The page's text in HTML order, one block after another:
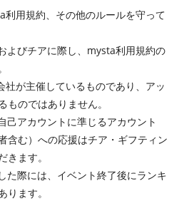
用規約、その他のルールを守って
よびチアに際し、mysta利用規約の
が主催しているものであり、アッ
ものではありません。
己アカウントに準じるアカウント
含む）への応援はチア・ギフティン
きます。
た際には、イベント終了後にランキ
ります。